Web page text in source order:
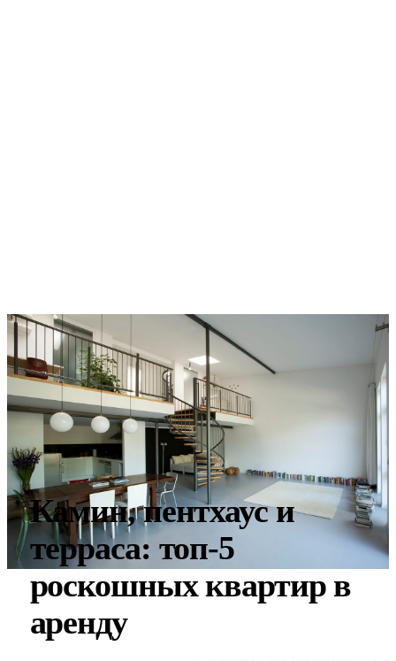
Камин, пентхаус и
терраса: топ-5
роскошных квартир в
аренду